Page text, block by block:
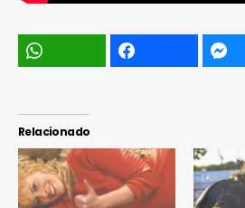
Relacionado